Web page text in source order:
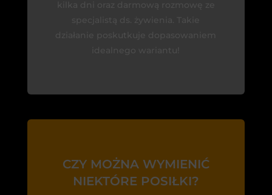
CZY MOŻNA WYMIENIĆ
NIEKTÓRE POSIŁKI?